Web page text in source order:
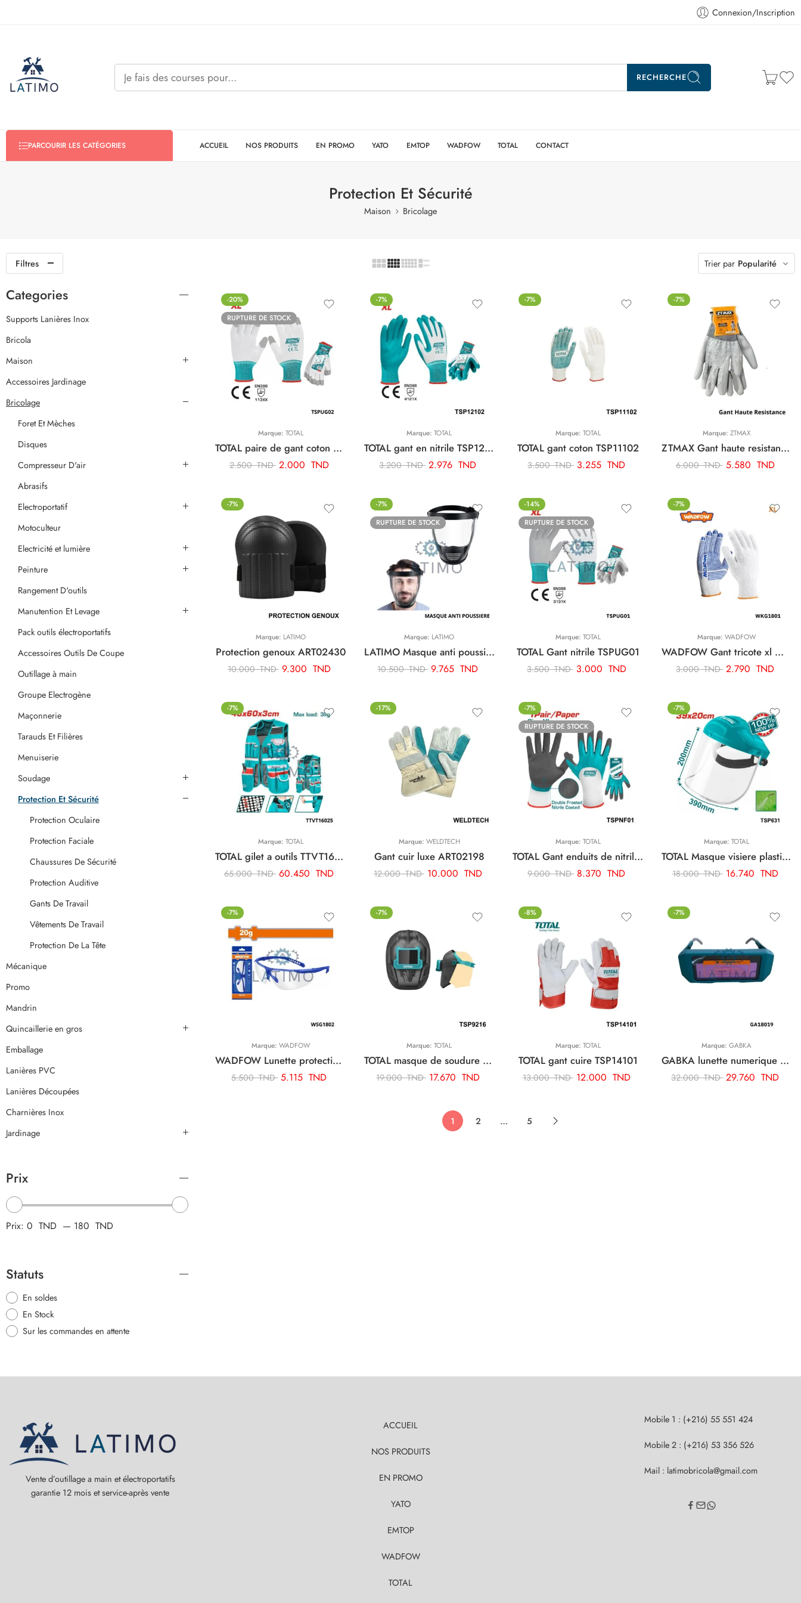
Connexion/Inscription
RECHERCHE
PARCOURIR LES CATÉGORIES ACCUEIL NOS PRODUITS EN PROMO YATO EMTOP WADFOW TOTAL CONTACT
Protection Et Sécurité
Maison Bricolage
Filtres Trier par Popularité
-20%
RUPTURE DE STOCK
Marque: TOTAL
TOTAL paire de gant coton TSPUG02
2.500TND 2.000 TND
-7%
Marque:TOTAL
TOTAL gant en nitrile TSP12102
3.200TND 2.976 TND
-7%
Marque: TOTAL
TOTAL gant coton TSP11102
3.500TND 3.255 TND
-7%
Marque:ZTMAX
ZTMAX Gant haute resistance ART03642
6.000TND 5.580 TND
-7%
Marque: LATIMO
Protection genoux ART02430
10.000TND 9.300 TND
-7%
RUPTURE DE STOCK
Marque: LATIMO
LATIMO Masque anti poussiere ART03053
10.500TND 9.765 TND
-14%
RUPTURE DE STOCK
Marque: TOTAL
TOTAL Gant nitrile TSPUG01
3.500TND 3.000 TND
-7%
Marque:WADFOW
WADFOW Gant tricote xl WKG1801
3.000TND 2.790 TND
-7%
Marque: TOTAL
TOTAL gilet a outils TTVT16025
65.000TND 60.450 TND
-17%
Marque: WELDTECH
Gant cuir luxe ART02198
12.000TND 10.000 TND
-7%
RUPTURE DE STOCK
Marque: TOTAL
TOTAL Gant enduits de nitrile givre TSPNF01
9.000TND 8.370 TND
-7%
Marque:TOTAL
TOTAL Masque visiere plastique TSP631
18.000TND 16.740 TND
-7%
Marque: WADFOW
WADFOW Lunette protection transparente Bleue WSG1802
5.500TND 5.115 TND
-7%
Marque:TOTAL
TOTAL masque de soudure 110*90*3mm TSP9216
19.000TND 17.670 TND
-8%
Marque: TOTAL
TOTAL gant cuire TSP14101
13.000TND 12.000 TND
-7%
Marque:GABKA
GABKA lunette numerique GA18019
32.000TND 29.760 TND
1 2 … 5
Categories
Supports Lanières Inox
Bricola
Maison
Accessoires Jardinage
Bricolage
Foret Et Mèches
Disques
Compresseur D'air
Abrasifs
Electroportatif
Motoculteur
Electricité et lumière
Peinture
Rangement D'outils
Manutention Et Levage
Pack outils électroportatifs
Accessoires Outils De Coupe
Outillage à main
Groupe Electrogène
Maçonnerie
Tarauds Et Filières
Menuiserie
Soudage
Protection Et Sécurité
Protection Oculaire
Protection Faciale
Chaussures De Sécurité
Protection Auditive
Gants De Travail
Vêtements De Travail
Protection De La Tête
Mécanique
Promo
Mandrin
Quincaillerie en gros
Emballage
Lanières PVC
Lanières Découpées
Charnières Inox
Jardinage
Prix
Prix: 0 TND — 180 TND
Statuts
En soldes
En Stock
Sur les commandes en attente
Vente d’outillage a main et électroportatifs
garantie 12 mois et service-après vente
ACCUEIL
NOS PRODUITS
EN PROMO
YATO
EMTOP
WADFOW
TOTAL
Mobile 1 : (+216) 55 551 424
Mobile 2 : (+216) 53 356 526
Mail : latimobricola@gmail.com